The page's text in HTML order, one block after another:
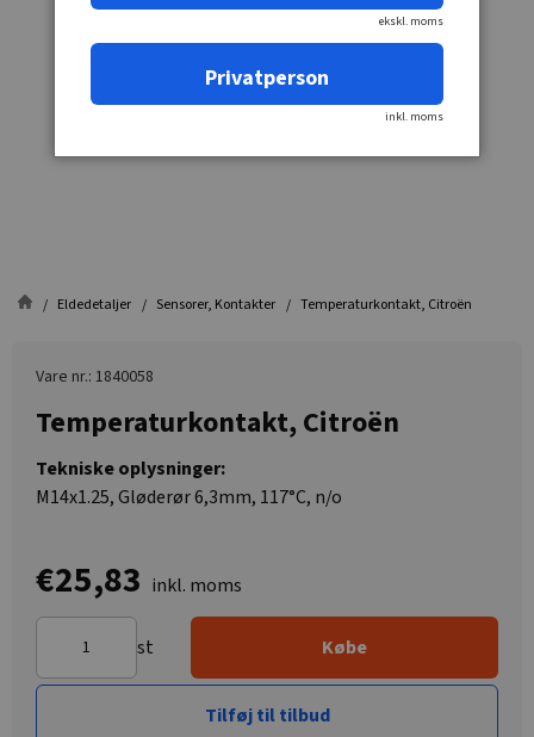
Eldedetaljer Sensorer, Kontakter Temperaturkontakt, Citroën
Vare nr.: 1840058
Temperaturkontakt, Citroën
Tekniske oplysninger:
M14x1.25, Gløderør 6,3mm, 117°C, n/o
€25,83 inkl. moms
st Købe
Tilføj til tilbud
ekskl. moms
Privatperson
inkl. moms